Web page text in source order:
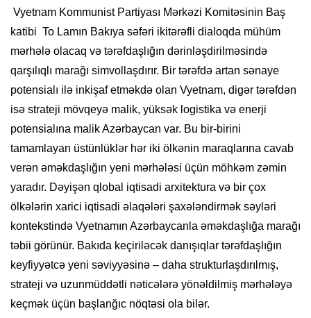
Vyetnam Kommunist Partiyası Mərkəzi Komitəsinin Baş
katibi To Lamın Bakıya səfəri ikitərəfli dialoqda mühüm
mərhələ olacaq və tərəfdaşlığın dərinləşdirilməsində
qarşılıqlı marağı simvollaşdırır. Bir tərəfdə artan sənaye
potensialı ilə inkişaf etməkdə olan Vyetnam, digər tərəfdən
isə strateji mövqeyə malik, yüksək logistika və enerji
potensialına malik Azərbaycan var. Bu bir-birini
tamamlayan üstünlüklər hər iki ölkənin maraqlarına cavab
verən əməkdaşlığın yeni mərhələsi üçün möhkəm zəmin
yaradır. Dəyişən qlobal iqtisadi arxitektura və bir çox
ölkələrin xarici iqtisadi əlaqələri şaxələndirmək səyləri
kontekstində Vyetnamın Azərbaycanla əməkdaşlığa marağı
təbii görünür. Bakıda keçiriləcək danışıqlar tərəfdaşlığın
keyfiyyətcə yeni səviyyəsinə – daha strukturlaşdırılmış,
strateji və uzunmüddətli nəticələrə yönəldilmiş mərhələyə
keçmək üçün başlanğıc nöqtəsi ola bilər.